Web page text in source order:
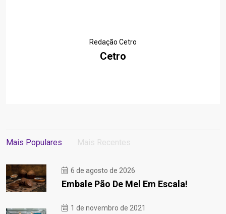
Redação Cetro
Cetro
Mais Populares Mais Recentes
6 de agosto de 2026
Embale Pão De Mel Em Escala!
1 de novembro de 2021